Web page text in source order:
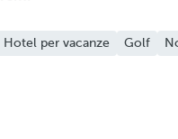
Hotel per vacanze Golf